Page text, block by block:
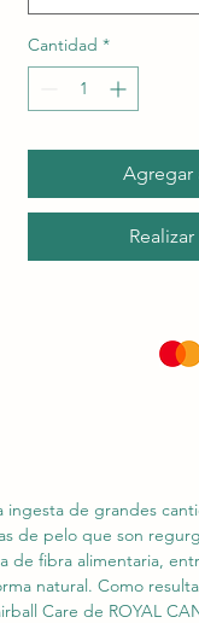
Cantidad *
Agregar
de grandes
de pelo que son
de fibra alimentaria,
natural. Como
Care de ROYAL